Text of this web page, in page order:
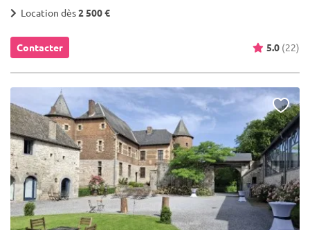
Location dès2 500 €
Contacter 5.0 (22)